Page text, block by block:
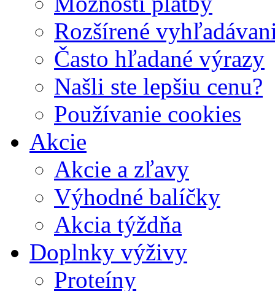
Rozšírené
Často hľadané výrazy
Našli ste lepšiu cenu?
Používanie cookies
Akcie
Akcie a zľavy
Výhodné balíčky
Akcia týždňa
Doplnky výživy
Proteíny